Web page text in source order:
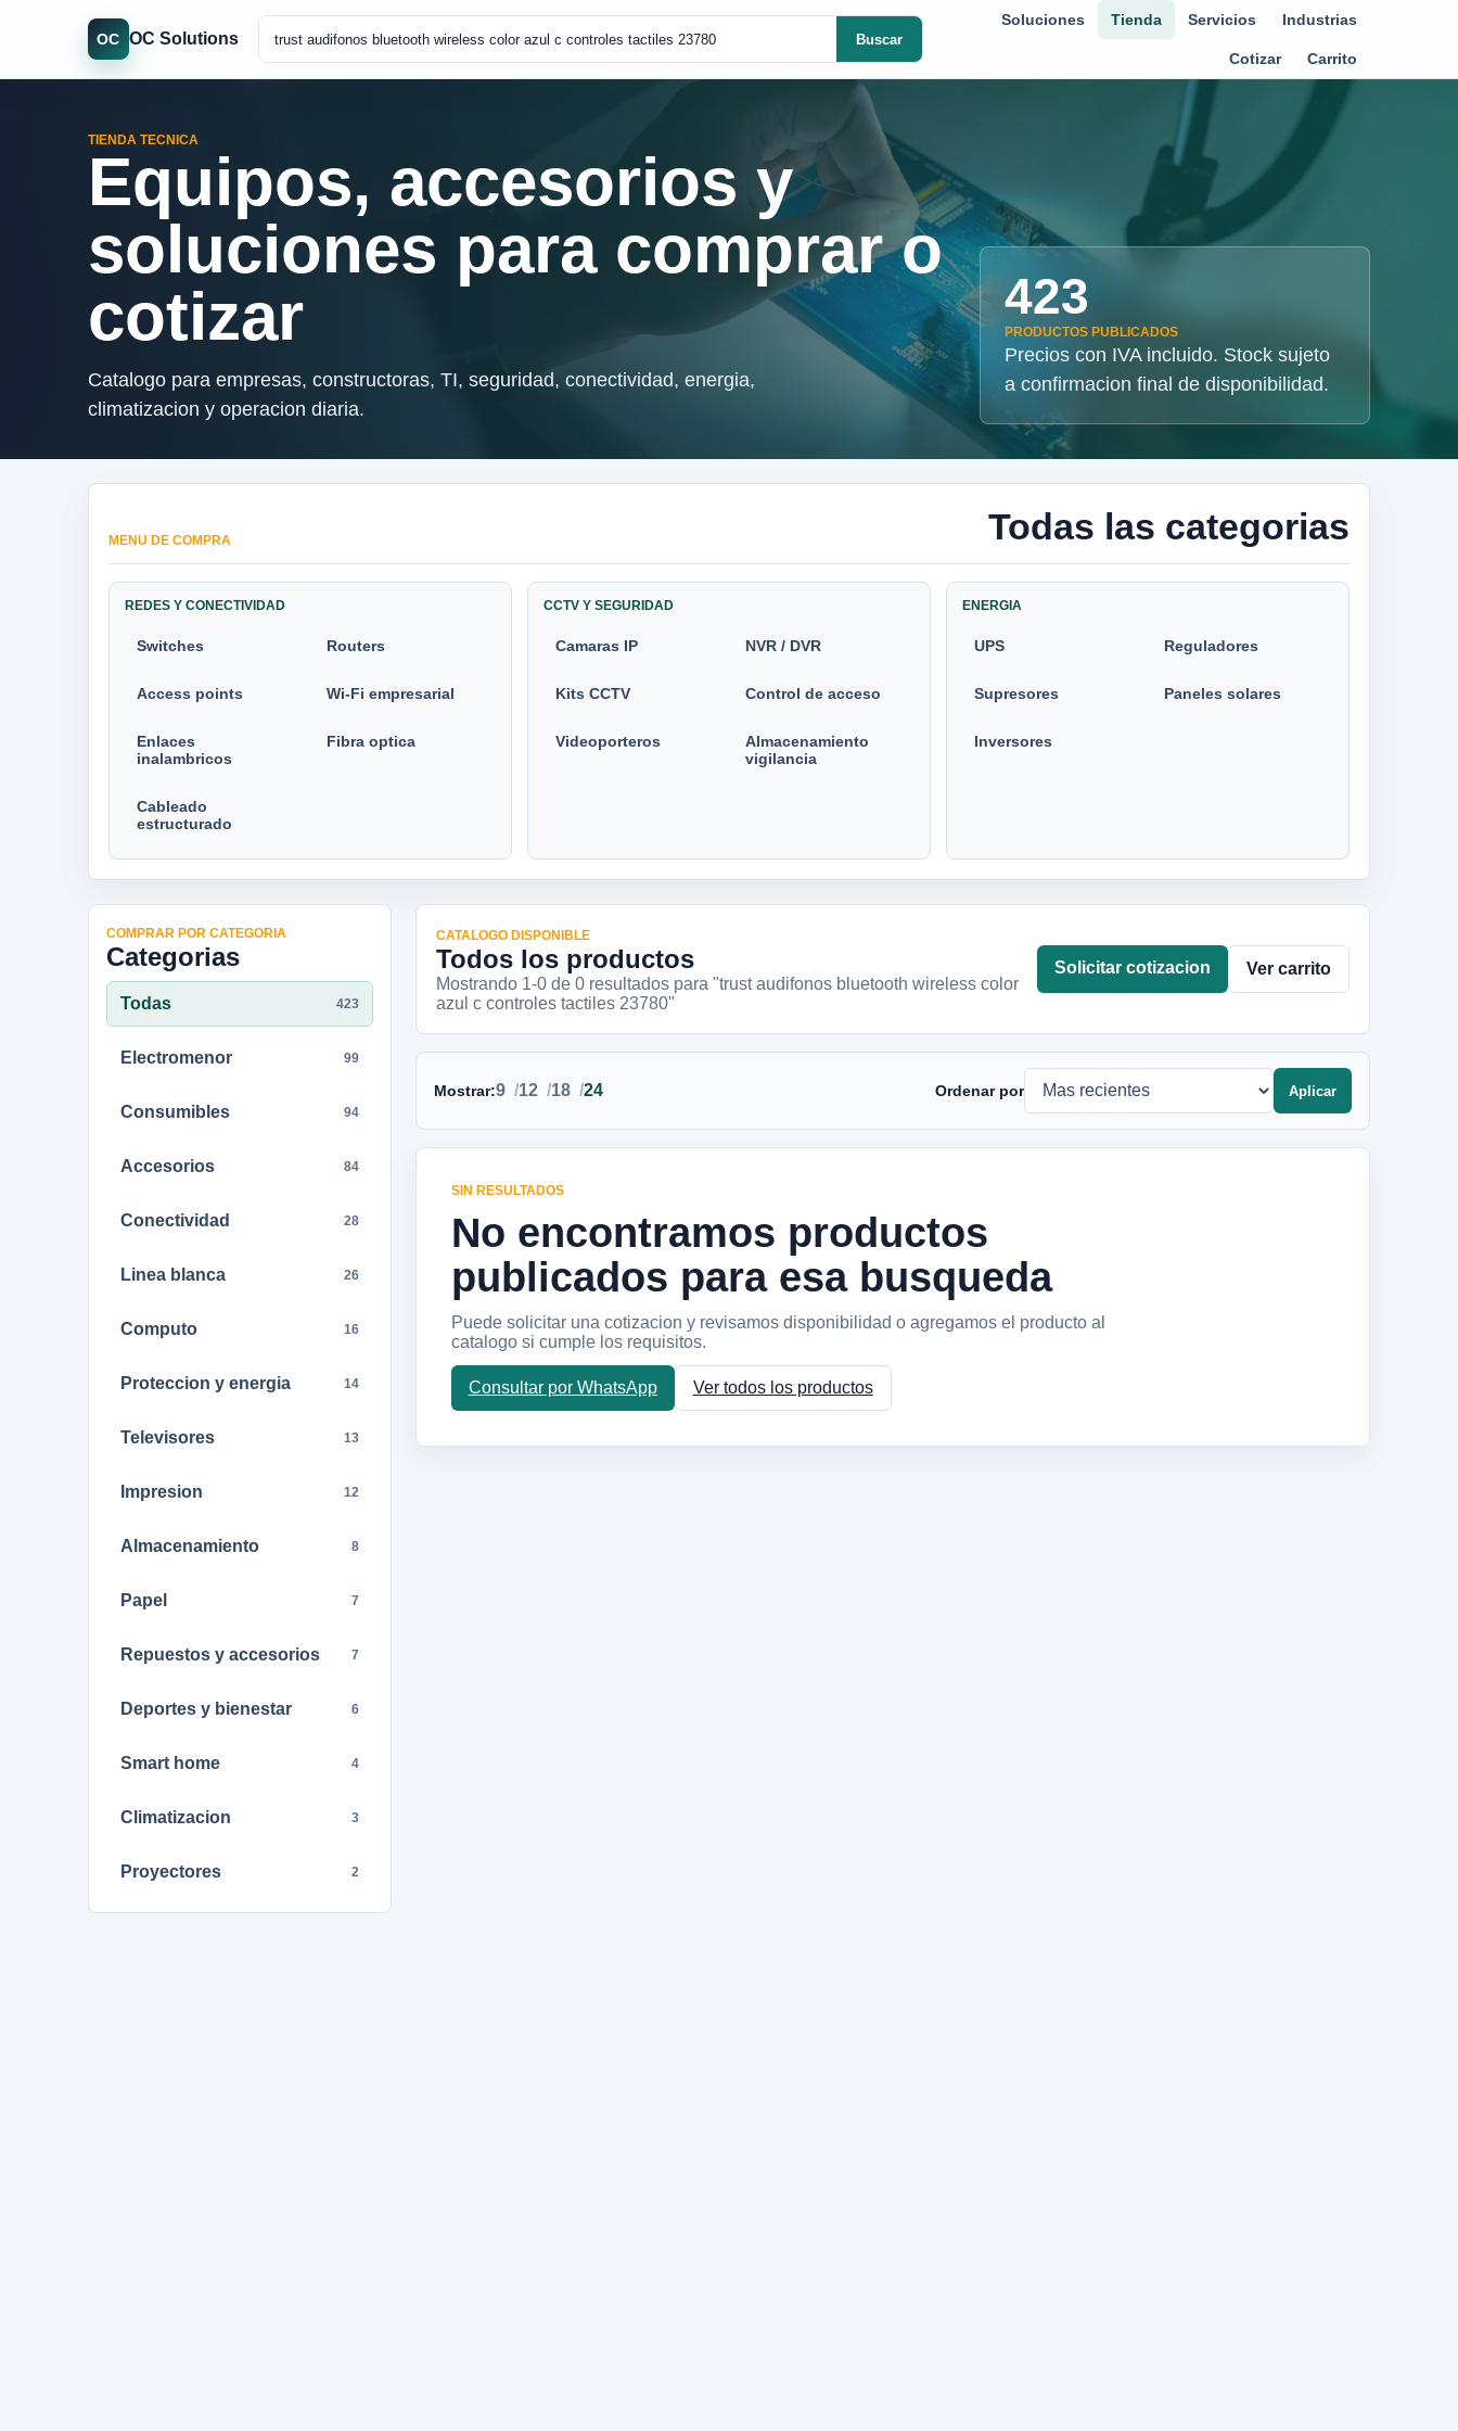
OC OC Solutions Buscar
Soluciones Tienda Servicios Industrias
Cotizar Carrito
TIENDA TECNICA
Equipos, accesorios y
soluciones para comprar o
cotizar
Catalogo para empresas, constructoras, TI, seguridad, conectividad, energia,
climatizacion y operacion diaria.
423
PRODUCTOS PUBLICADOS
Precios con IVA incluido. Stock sujeto
a confirmacion final de disponibilidad.
MENU DE COMPRA Todas las categorias
REDES Y CONECTIVIDAD
Switches Routers
Access points Wi-Fi empresarial
Enlaces
inalambricos
Fibra optica
Cableado
estructurado
CCTV Y SEGURIDAD
Camaras IP NVR / DVR
Kits CCTV Control de acceso
Videoporteros
Almacenamiento
vigilancia
ENERGIA
UPS Reguladores
Supresores Paneles solares
Inversores
COMPRAR POR CATEGORIA
Categorias
Todas 423
Electromenor 99
Consumibles 94
Accesorios 84
Conectividad 28
Linea blanca 26
Computo 16
Proteccion y energia 14
Televisores 13
Impresion 12
Almacenamiento 8
Papel 7
Repuestos y accesorios 7
Deportes y bienestar 6
Smart home 4
Climatizacion 3
Proyectores 2
CATALOGO DISPONIBLE
Todos los productos
Mostrando 1-0de 0resultadospara "trust audifonos bluetooth wireless color
azul c controles tactiles 23780"
Solicitar cotizacion Ver carrito
Mostrar:9 12 18 24 Ordenar por Aplicar
SIN RESULTADOS
No encontramos productos
publicados para esa busqueda
Puede solicitar una cotizacion y revisamos disponibilidad o agregamos el producto al
catalogo si cumple los requisitos.
Consultar por WhatsApp Ver todos los productos